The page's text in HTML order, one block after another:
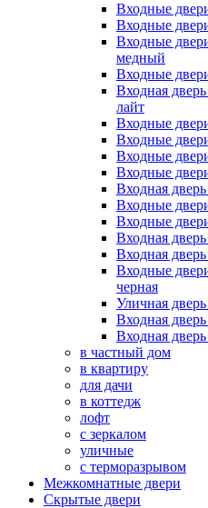
Входные
Входные
Входные
медный
Входные
Входная
лайт
Входные
Входные
Входные
Входные
Входная
Входные
Входные
Входная
Входная
Входные
черная
Уличная
Входная
Входная
в частный дом
в квартиру
для дачи
в коттедж
лофт
с зеркалом
уличные
с терморазрывом
Межкомнатные двери
Скрытые двери